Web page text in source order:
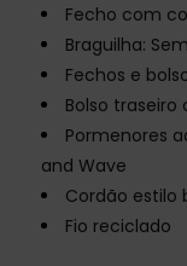
Fecho com
Braguilha:
Fechos e
Bolso
Pormenores
and Wave
Cordão estilo
Fio reciclado